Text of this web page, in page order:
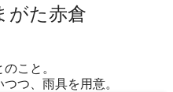
がた赤倉
こと。
つ、雨具を用意。